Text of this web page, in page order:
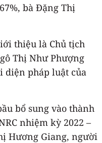
bà Đặng Thị
thiệu là Chủ tịch
Thị Như Phượng
diện pháp luật của
bổ sung vào thành
nhiệm kỳ 2022 –
Hương Giang, người